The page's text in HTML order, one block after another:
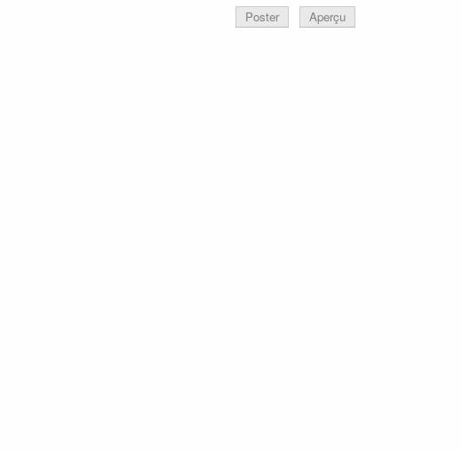
Poster Aperçu